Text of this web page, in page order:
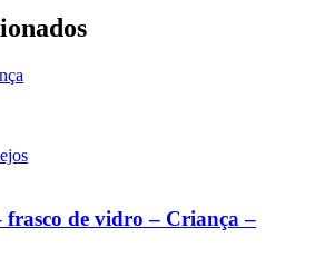
de vidro – Criança –